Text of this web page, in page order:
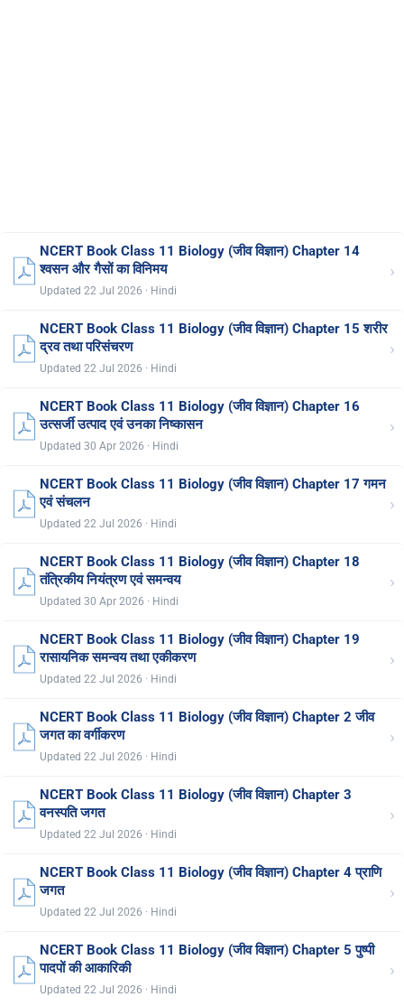
NCERT Book Class 11 Biology (जीव विज्ञान) Chapter 14
श्वसन और गैसों का विनिमय
Updated 22 Jul 2026 · Hindi
›
NCERT Book Class 11 Biology (जीव विज्ञान) Chapter 15 शरीर
द्रव तथा परिसंचरण
Updated 22 Jul 2026 · Hindi
›
NCERT Book Class 11 Biology (जीव विज्ञान) Chapter 16
उत्सर्जी उत्पाद एवं उनका निष्कासन
Updated 30 Apr 2026 · Hindi
›
NCERT Book Class 11 Biology (जीव विज्ञान) Chapter 17 गमन
एवं संचलन
Updated 22 Jul 2026 · Hindi
›
NCERT Book Class 11 Biology (जीव विज्ञान) Chapter 18
तंत्रिकीय नियंत्रण एवं समन्वय
Updated 30 Apr 2026 · Hindi
›
NCERT Book Class 11 Biology (जीव विज्ञान) Chapter 19
रासायनिक समन्वय तथा एकीकरण
Updated 22 Jul 2026 · Hindi
›
NCERT Book Class 11 Biology (जीव विज्ञान) Chapter 2 जीव
जगत का वर्गीकरण
Updated 22 Jul 2026 · Hindi
›
NCERT Book Class 11 Biology (जीव विज्ञान) Chapter 3
वनस्पति जगत
Updated 22 Jul 2026 · Hindi
›
NCERT Book Class 11 Biology (जीव विज्ञान) Chapter 4 प्राणि
जगत
Updated 22 Jul 2026 · Hindi
›
NCERT Book Class 11 Biology (जीव विज्ञान) Chapter 5 पुष्पी
पादपों की आकारिकी
Updated 22 Jul 2026 · Hindi
›